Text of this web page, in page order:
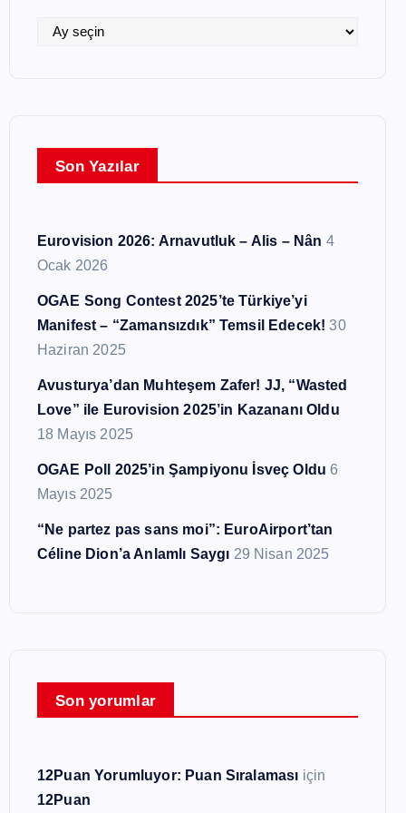
l
Son Yazılar
Eurovision 2026: Arnavutluk – Alis – Nân 4
Ocak 2026
OGAE Song Contest 2025’te Türkiye’yi
Manifest – “Zamansızdık” Temsil Edecek! 30
Haziran 2025
Avusturya’dan Muhteşem Zafer! JJ, “Wasted
Love” ile Eurovision 2025’in Kazananı Oldu
18 Mayıs 2025
OGAE Poll 2025’in Şampiyonu İsveç Oldu 6
Mayıs 2025
“Ne partez pas sans moi”: EuroAirport’tan
Céline Dion’a Anlamlı Saygı 29 Nisan 2025
Son yorumlar
12Puan Yorumluyor: Puan Sıralaması için
12Puan